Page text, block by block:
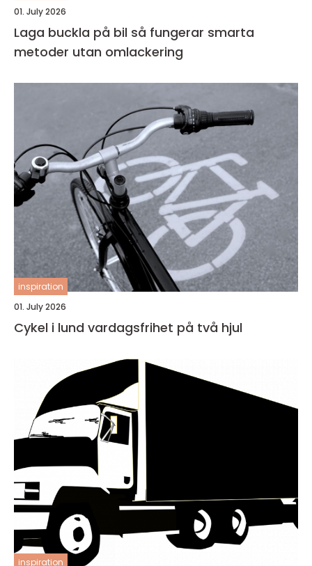
01. July 2026
Laga buckla på bil så fungerar smarta
metoder utan omlackering
inspiration
01. July 2026
Cykel i lund vardagsfrihet på två hjul
inspiration